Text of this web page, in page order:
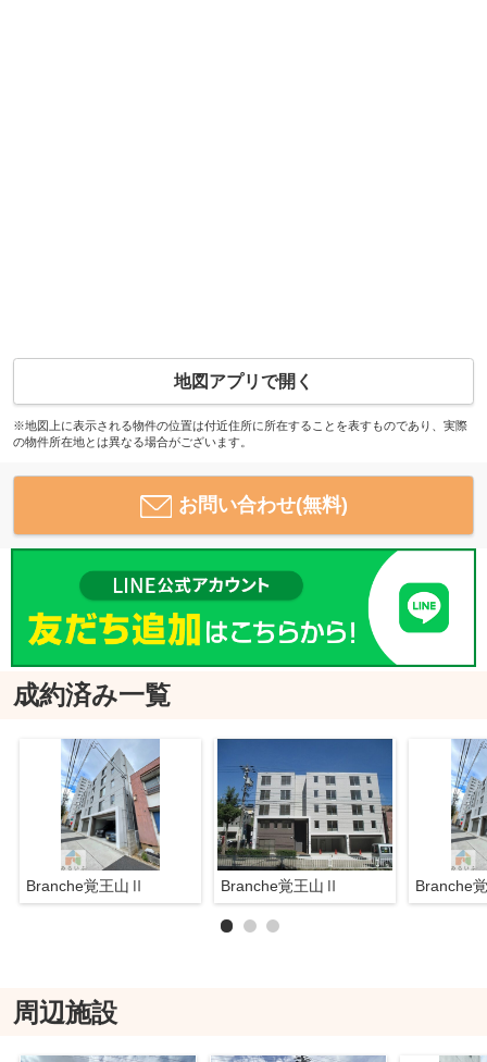
地図アプリで開く
※地図上に表示される物件の位置は付近住所に所在することを表すものであり、実際
の物件所在地とは異なる場合がございます。
お問い合わせ(無料)
成約済み一覧
Branche覚王山Ⅱ Branche覚王山Ⅱ Branche
周辺施設